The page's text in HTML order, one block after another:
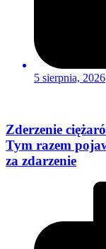
5 sierpnia, 2026
Zderzenie
Tym razem
za zdarzenie